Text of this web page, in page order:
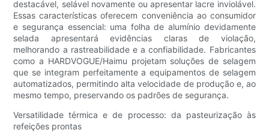
destacável, selável novamente ou apresentar lacre inviolável.
Essas características oferecem conveniência ao consumidor
e segurança essencial: uma folha de alumínio devidamente
selada apresentará evidências claras de violação,
melhorando a rastreabilidade e a confiabilidade. Fabricantes
como a HARDVOGUE/Haimu projetam soluções de selagem
que se integram perfeitamente a equipamentos de selagem
automatizados, permitindo alta velocidade de produção e, ao
mesmo tempo, preservando os padrões de segurança.
Versatilidade térmica e de processo: da pasteurização às
refeições prontas